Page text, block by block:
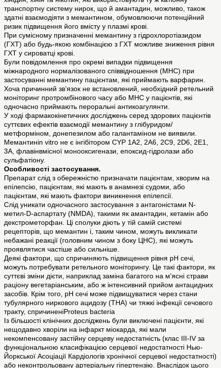
транспортну систему нирок, що й амантадин, можливо, також
здатні взаємодіяти з мемантином, обумовлюючи потенційний
ризик підвищення його вмісту у плазмі крові.
При сумісному призначенні мемантину з гідрохлоротіазидом
(ГХТ) або будь-якою комбінацією з ГХТ можливе зниження рівня
ГХТ у сироватці крові.
Були повідомлення про окремі випадки підвищення
міжнародного нормалізованого співвідношення (МНС) при
застосуванні мемантину пацієнтам, які приймають варфарин.
Хоча причинний зв’язок не встановлений, необхідний ретельний
моніторинг протромбінового часу або МНС у пацієнтів, які
одночасно приймають пероральні антикоагулянти.
У ході фармакокінетичних досліджень серед здорових пацієнтів
суттєвих ефектів взаємодії мемантину з глібуридом/
метформіном, донепезилом або галантаміном не виявили.
Мемантинin vitro не є інгібітором CYP 1A2, 2A6, 2C9, 2D6, 2E1,
3A, флавінвмісної монооксигенази, епоксид-гідролази або
сульфатіону.
Особливості застосування.
Препарат слід з обережністю призначати пацієнтам, хворим на
епілепсію, пацієнтам, які мають в анамнезі судоми, або
пацієнтам, які мають фактори виникнення епілепсії.
Слід уникати одночасного застосування з антагоністами N-
метил-D-аспартату (NMDA), такими як амантадин, кетамін або
декстрометорфан. Ці сполуки діють у тій самій системі
рецепторів, що мемантин і, таким чином, можуть викликати
небажані реакції (головним чином з боку ЦНС), які можуть
проявлятися частіше або сильніше.
Деякі фактори, що спричиняють підвищення рівня рН сечі,
можуть потребувати ретельного моніторингу. Це такі фактори, як
суттєві зміни дієти, наприклад заміна багатого на м'ясні страви
раціону вегетаріанським, або ж інтенсивний прийом антацидних
засобів. Крім того, рН сечі може підвищуватися через стани
тубулярного ниркового ацидозу (ТНА) чи тяжкі інфекції сечового
тракту, спричиненіProteus bacteria
Із більшості клінічних досліджень були виключені пацієнти, які
нещодавно хворіли на інфаркт міокарда, які мали
некомпенсовану застійну серцеву недостатність (клас ІІІ-IV за
функціональною класифікацією серцевої недостатності Нью-
Йоркської Асоціації Кардіологів хронічної серцевої недостатності)
або неконтрольовану артеріальну гіпертензію. Внаслідок цього